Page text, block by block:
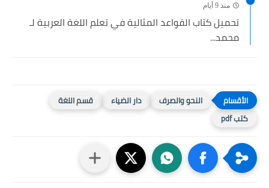
منذ 9 أيام
تحميل كتاب القواعد المثالية في تعلم اللغة العربية لـ
محمد...
النحو والصرف دار الضياء
قسم اللغة
كتب pdf